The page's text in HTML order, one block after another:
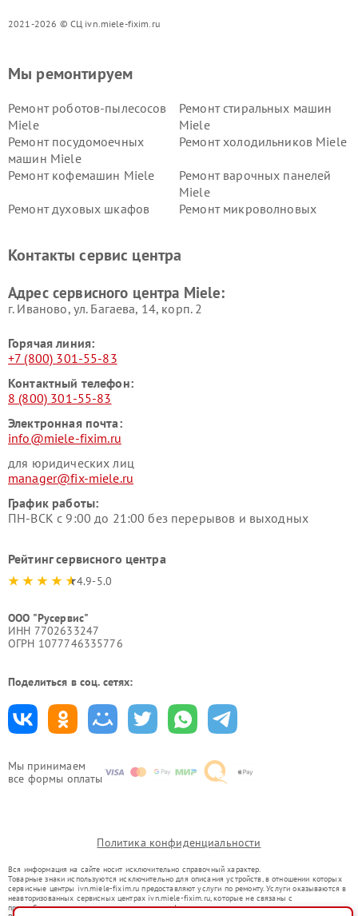
2021-2026 © СЦ ivn.miele-fixim.ru
Мы принимаем
все формы оплаты
Мы ремонтируем
Ремонт роботов-пылесосов
Miele
Ремонт стиральных машин
Miele
Ремонт посудомоечных
машин Miele
Ремонт холодильников Miele
Ремонт кофемашин Miele
Ремонт варочных панелей
Miele
Ремонт духовых шкафов
Ремонт микроволновых
Miele
Miele
пылесосов Miele
Контакты сервис центра
Адрес сервисного центра Miele:
г. Иваново, ул. Багаева, 14, корп. 2
Горячая линия:
+7 (800) 301-55-83
Контактный телефон:
8 (800) 301-55-83
Электронная почта:
info@miele-fixim.ru
для юридических лиц
manager@fix-miele.ru
График работы:
ПН-ВСК с 9:00 до 21:00 без перерывов и выходных
Рейтинг сервисного центра
4.9-5.0
ООО "Русервис"
ИНН 7702633247
ОГРН 1077746335776
Поделиться в соц. сетях:
Политика конфиденциальности
Вся информация на сайте носит исключительно справочный характер.
Товарные знаки используются исключительно для описания устройств, в отношении которых
сервисные центры ivn.miele-fixim.ru предоставляют услуги по ремонту. Услуги оказываются в
неавторизованных сервисных центрах ivn.miele-fixim.ru, которые не связаны с
правообладателями товарных знаков или их официальными представителями.